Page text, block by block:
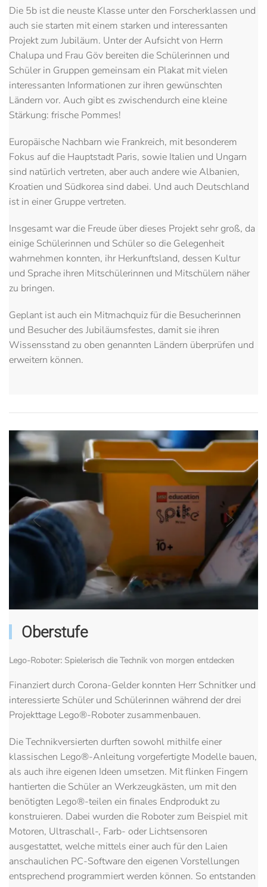
Die 5b ist die neuste Klasse unter den Forscherklassen und
auch sie starten mit einem starken und interessanten
Projekt zum Jubiläum. Unter der Aufsicht von Herrn
Chalupa und Frau Göv bereiten die Schülerinnen und
Schüler in Gruppen gemeinsam ein Plakat mit vielen
interessanten Informationen zur ihren gewünschten
Ländern vor. Auch gibt es zwischendurch eine kleine
Stärkung: frische Pommes!
Europäische Nachbarn wie Frankreich, mit besonderem
Fokus auf die Hauptstadt Paris, sowie Italien und Ungarn
sind natürlich vertreten, aber auch andere wie Albanien,
Kroatien und Südkorea sind dabei. Und auch Deutschland
ist in einer Gruppe vertreten.
Insgesamt war die Freude über dieses Projekt sehr groß, da
einige Schülerinnen und Schüler so die Gelegenheit
wahrnehmen konnten, ihr Herkunftsland, dessen Kultur
und Sprache ihren Mitschülerinnen und Mitschülern näher
zu bringen.
Geplant ist auch ein Mitmachquiz für die Besucherinnen
und Besucher des Jubiläumsfestes, damit sie ihren
Wissensstand zu oben genannten Ländern überprüfen und
erweitern können.
Oberstufe
Lego-Roboter: Spielerisch die Technik von morgen entdecken
Finanziert durch Corona-Gelder konnten Herr Schnitker und
interessierte Schüler und Schülerinnen während der drei
Projekttage Lego®-Roboter zusammenbauen.
Die Technikversierten durften sowohl mithilfe einer
klassischen Lego®-Anleitung vorgefertigte Modelle bauen,
als auch ihre eigenen Ideen umsetzen. Mit flinken Fingern
hantierten die Schüler an Werkzeugkästen, um mit den
benötigten Lego®-teilen ein finales Endprodukt zu
konstruieren. Dabei wurden die Roboter zum Beispiel mit
Motoren, Ultraschall-, Farb- oder Lichtsensoren
ausgestattet, welche mittels einer auch für den Laien
anschaulichen PC-Software den eigenen Vorstellungen
entsprechend programmiert werden können. So entstanden